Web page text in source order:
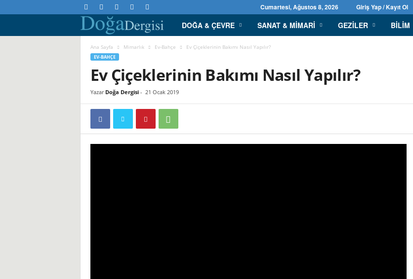
Cumartesi, Ağustos 8, 2026 Giriş Yap / Kayıt Ol
o
ğ
a
D
e
DOĞA & ÇEVRE SANAT & MIMARI GEZILER BILIM
Ana Sayfa Mimarlık Ev-Bahçe Ev Çiçeklerinin Bakımı Nasıl Yapılır?
EV-BAHÇE
Ev Çiçeklerinin Bakımı Nasıl Yapılır?
Yazar Doğa Dergisi- 21 Ocak 2019